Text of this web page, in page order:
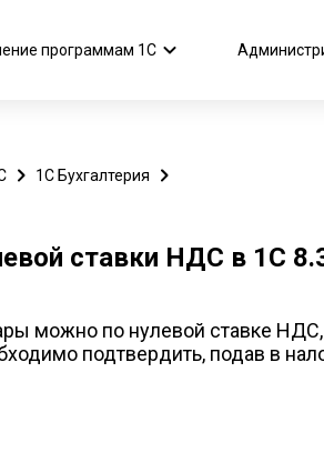
программам 1С
1С Бухгалтерия
ставки НДС в 1С
можно по нулевой ставке НДС,
подтвердить, подав в